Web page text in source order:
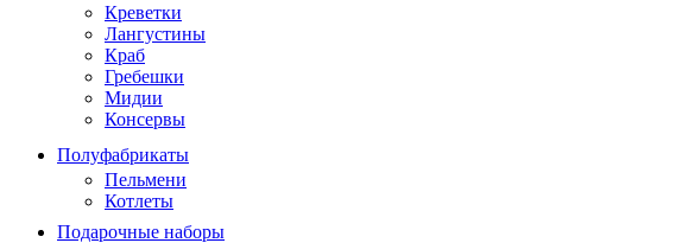
Креветки
Лангустины
Краб
Гребешки
Мидии
Консервы
Полуфабрикаты
Пельмени
Котлеты
Подарочные наборы